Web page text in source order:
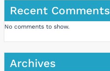
Recent Comments
No comments to show.
Archives